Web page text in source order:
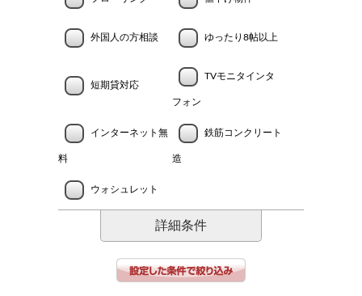
外国人の方相談 ゆったり8帖以上
短期貸対応
TVモニタインタ
フォン
インターネット無
料
鉄筋コンクリート
造
ウォシュレット